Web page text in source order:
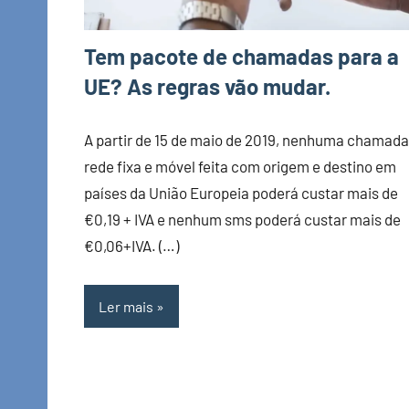
Tem pacote de chamadas para a
UE? As regras vão mudar.
A partir de 15 de maio de 2019, nenhuma
rede fixa e móvel feita com origem e destino em
países da União Europeia poderá custar mais de
€0,19 + IVA e nenhum sms poderá custar mais de
€0,06+IVA. (…)
Ler mais